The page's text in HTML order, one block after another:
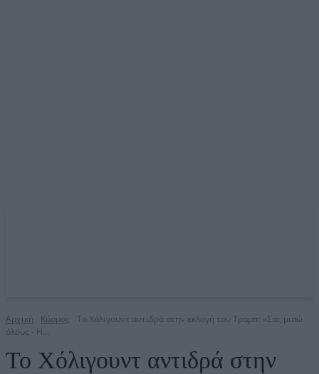
Αρχική Κόσμος
Το Χόλιγουντ αντιδρά στην εκλογή του Τραμπ: «Σας μισώ
όλους - Η...
Το Χόλιγουντ αντιδρά στην